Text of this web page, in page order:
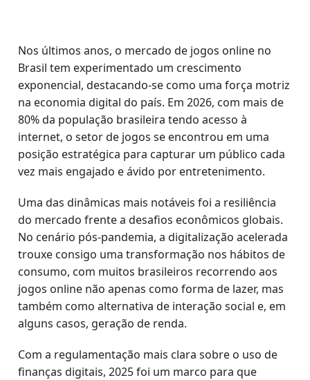
Nos últimos anos, o mercado de jogos online no
Brasil tem experimentado um crescimento
exponencial, destacando-se como uma força motriz
na economia digital do país. Em 2026, com mais de
80% da população brasileira tendo acesso à
internet, o setor de jogos se encontrou em uma
posição estratégica para capturar um público cada
vez mais engajado e ávido por entretenimento.
Uma das dinâmicas mais notáveis foi a resiliência
do mercado frente a desafios econômicos globais.
No cenário pós-pandemia, a digitalização acelerada
trouxe consigo uma transformação nos hábitos de
consumo, com muitos brasileiros recorrendo aos
jogos online não apenas como forma de lazer, mas
também como alternativa de interação social e, em
alguns casos, geração de renda.
Com a regulamentação mais clara sobre o uso de
finanças digitais, 2025 foi um marco para que